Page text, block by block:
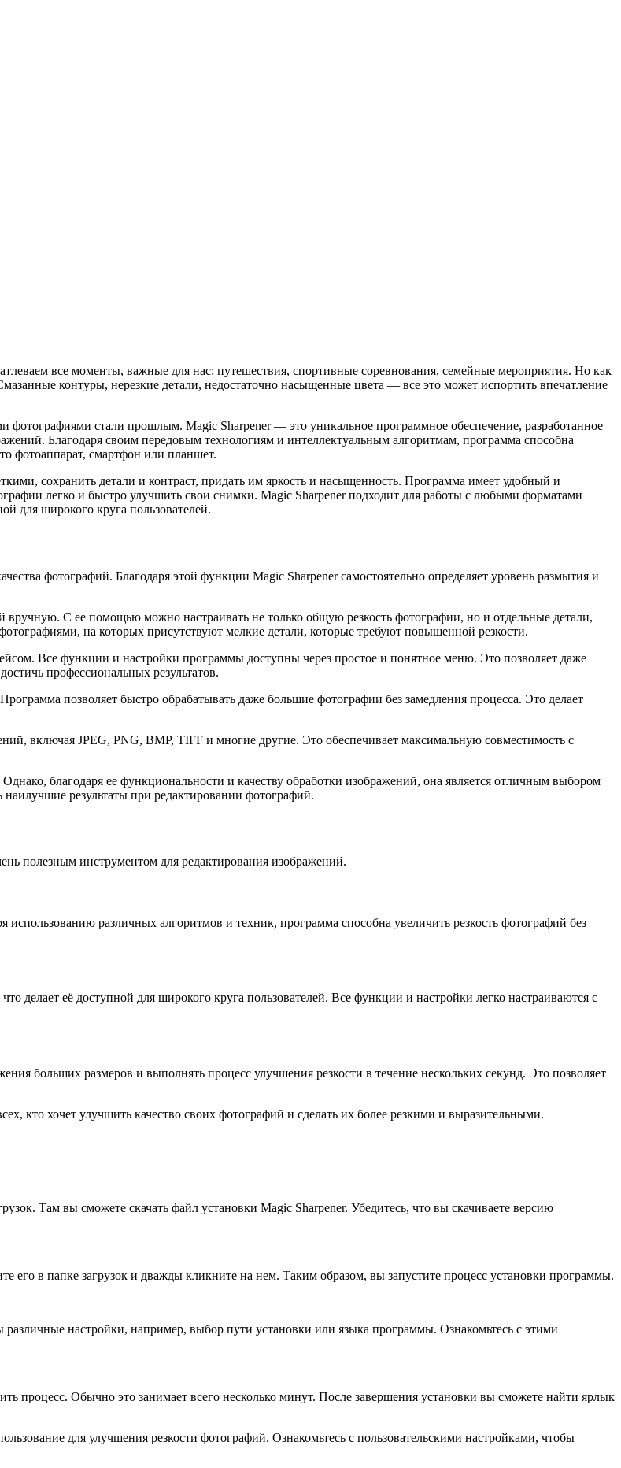
все моменты, важные для нас: путешествия, спортивные соревнования, семейные мероприятия. Но как
контуры, нерезкие детали, недостаточно насыщенные цвета — все это может испортить впечатление
стали прошлым. Magic Sharpener — это уникальное программное обеспечение, разработанное
Благодаря своим передовым технологиям и интеллектуальным алгоритмам, программа способна
фотоаппарат, смартфон или планшет.
сохранить детали и контраст, придать им яркость и насыщенность. Программа имеет удобный и
легко и быстро улучшить свои снимки. Magic Sharpener подходит для работы с любыми форматами
для широкого круга пользователей.
фотографий. Благодаря этой функции Magic Sharpener самостоятельно определяет уровень размытия и
вручную. С ее помощью можно настраивать не только общую резкость фотографии, но и отдельные детали,
на которых присутствуют мелкие детали, которые требуют повышенной резкости.
Все функции и настройки программы доступны через простое и понятное меню. Это позволяет даже
профессиональных результатов.
позволяет быстро обрабатывать даже большие фотографии без замедления процесса. Это делает
включая JPEG, PNG, BMP, TIFF и многие другие. Это обеспечивает максимальную совместимость с
благодаря ее функциональности и качеству обработки изображений, она является отличным выбором
результаты при редактировании фотографий.
полезным инструментом для редактирования изображений.
использованию различных алгоритмов и техник, программа способна увеличить резкость фотографий без
делает её доступной для широкого круга пользователей. Все функции и настройки легко настраиваются с
больших размеров и выполнять процесс улучшения резкости в течение нескольких секунд. Это позволяет
кто хочет улучшить качество своих фотографий и сделать их более резкими и выразительными.
Там вы сможете скачать файл установки Magic Sharpener. Убедитесь, что вы скачиваете версию
его в папке загрузок и дважды кликните на нем. Таким образом, вы запустите процесс установки программы.
настройки, например, выбор пути установки или языка программы. Ознакомьтесь с этими
процесс. Обычно это занимает всего несколько минут. После завершения установки вы сможете найти ярлык
для улучшения резкости фотографий. Ознакомьтесь с пользовательскими настройками, чтобы